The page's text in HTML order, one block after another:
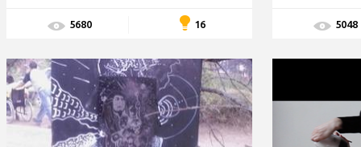
5680 16 5048